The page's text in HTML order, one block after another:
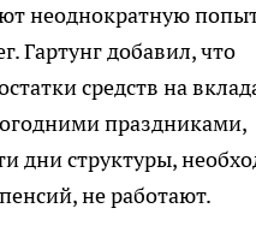
неоднократную
Гартунг добавил, что
средств на
праздниками,
дни структуры,
не работают.